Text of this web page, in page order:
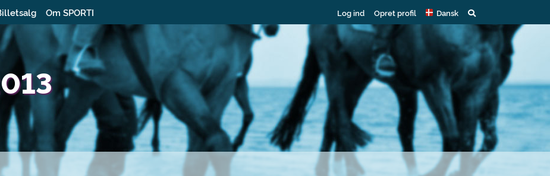
Om SPORTI Log ind Opret profil Dansk